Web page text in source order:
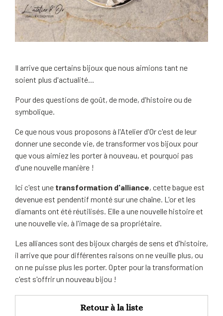
Il arrive que certains bijoux que nous aimions tant ne
soient plus d'actualité...
Pour des questions de goût, de mode, d'histoire ou de
symbolique.
Ce que nous vous proposons à l'Atelier d'Or c'est de leur
donner une seconde vie, de transformer vos bijoux pour
que vous aimiez les porter à nouveau, et pourquoi pas
d'une nouvelle manière !
Ici c'est une transformation d'alliance, cette bague est
devenue est pendentif monté sur une chaîne. L'or et les
diamants ont été réutilisés. Elle a une nouvelle histoire et
une nouvelle vie, à l'image de sa propriétaire.
Les alliances sont des bijoux chargés de sens et d'histoire,
il arrive que pour différentes raisons on ne veuille plus, ou
on ne puisse plus les porter. Opter pour la transformation
c'est s'offrir un nouveau bijou !
Retour à la liste